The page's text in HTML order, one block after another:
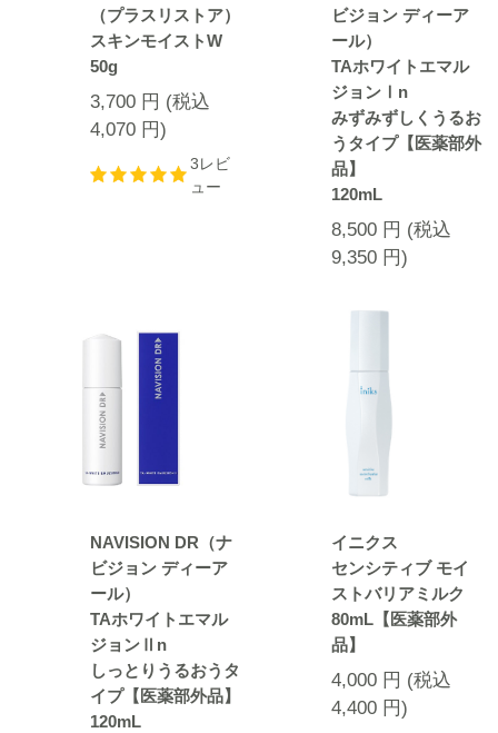
（プラスリストア）
スキンモイストW
50g
3,700 円 (税込
4,070 円)
3レビ
ュー
ビジョン ディーア
ール）
TAホワイトエマル
ジョンⅠn
みずみずしくうるお
うタイプ【医薬部外
品】
120mL
8,500 円 (税込
9,350 円)
NAVISION DR（ナ
ビジョン ディーア
ール）
TAホワイトエマル
ジョンⅡn
しっとりうるおうタ
イプ【医薬部外品】
120mL
イニクス
センシティブ モイ
ストバリアミルク
80mL【医薬部外
品】
4,000 円 (税込
4,400 円)